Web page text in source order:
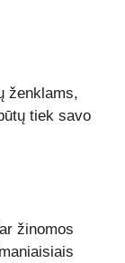
ženklams,
tiek savo
žinomos